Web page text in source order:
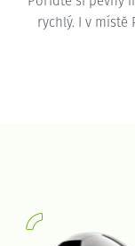
rychlý. I v místě